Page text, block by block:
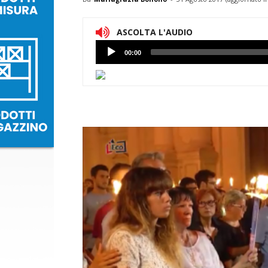
ASCOLTA L'AUDIO
Lettore
Audio
00:00